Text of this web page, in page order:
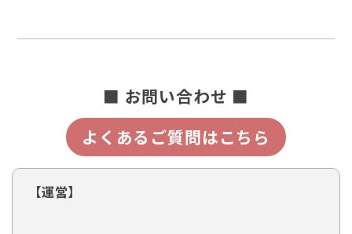
■ お問い合わせ ■
よくあるご質問はこちら
【運営】